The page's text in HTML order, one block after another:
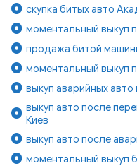
скупка битых авто
моментальный выкуп
продажа битой
моментальный выкуп
выкуп аварийных авто
выкуп авто после
Киев
выкуп авто после
моментальный выкуп